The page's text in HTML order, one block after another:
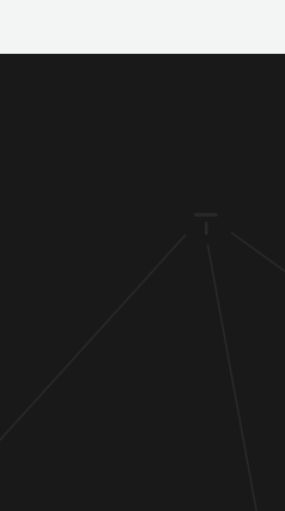
دعوت دوستان